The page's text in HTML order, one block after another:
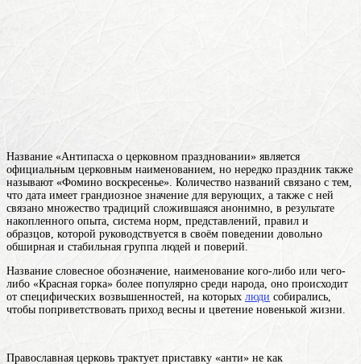
Название «Антипасха о церковном праздновании» является
официальным церковным наименованием, но нередко праздник также
называют «Фомино воскресенье». Количество названий связано с тем,
что дата имеет грандиозное значение для верующих, а также с ней
связано множество традиций сложившаяся анонимно, в результате
накопленного опыта, система норм, представлений, правил и
образцов, которой руководствуется в своём поведении довольно
обширная и стабильная группа людей и поверий.
Название словесное обозначение, наименование кого-либо или чего-
либо «Красная горка» более популярно среди народа, оно происходит
от специфических возвышенностей, на которых люди собирались,
чтобы поприветствовать приход весны и цветение новенькой жизни.
Православная церковь трактует приставку «анти» не как